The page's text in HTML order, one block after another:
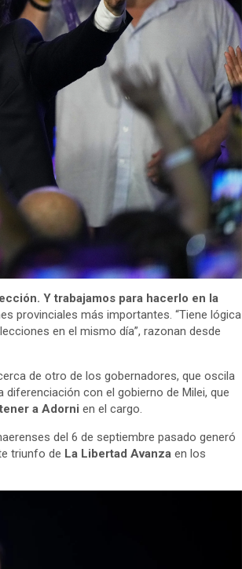
Y trabajamos para hacerlo en la
provinciales más importantes. “Tiene lógica
en el mismo día”, razonan desde
de otro de los gobernadores, que oscila
con el gobierno de Milei, que
a Adorni en el cargo.
del 6 de septiembre pasado generó
triunfo de La Libertad Avanza en los